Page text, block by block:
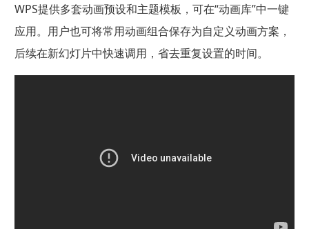
WPS提供多套动画预设和主题模板，可在“动画库”中一键
应用。用户也可将常用动画组合保存为自定义动画方案，
后续在新幻灯片中快速调用，省去重复设置的时间。